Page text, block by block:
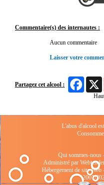
Commentaire(s) des internautes :
Aucun commentaire
Laisser votre
Partagez cet alcool :
L'abus d'alcool
Qui sommes-nous
Administré par
Hébergement de site Web
2001/